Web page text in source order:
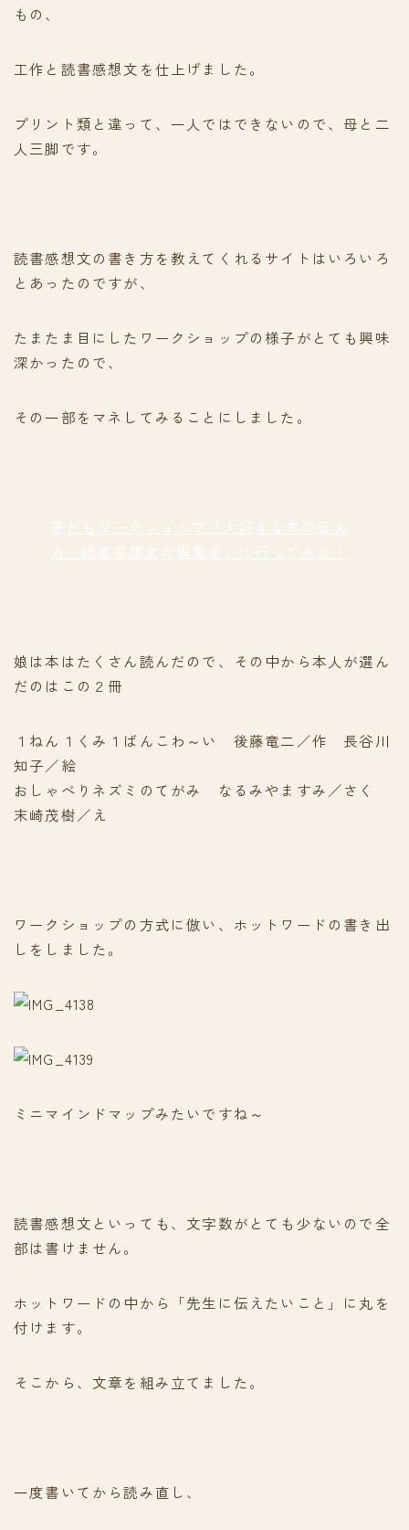
もの、
工作と読書感想文を仕上げました。
プリント類と違って、一人ではできないので、母と二
人三脚です。
読書感想文の書き方を教えてくれるサイトはいろいろ
とあったのですが、
たまたま目にしたワークショップの様子がとても興味
深かったので、
その一部をマネしてみることにしました。
娘は本はたくさん読んだので、その中から本人が選ん
だのはこの２冊
１ねん１くみ１ばんこわ～い 後藤竜二／作 長谷川
知子／絵
おしゃべりネズミのてがみ なるみやますみ／さく
末崎茂樹／え
ワークショップの方式に倣い、ホットワードの書き出
しをしました。
ミニマインドマップみたいですね～
読書感想文といっても、文字数がとても少ないので全
部は書けません。
ホットワードの中から「先生に伝えたいこと」に丸を
付けます。
そこから、文章を組み立てました。
一度書いてから読み直し、